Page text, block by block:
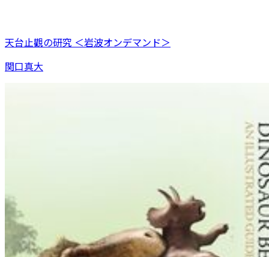
天台止觀の研究 ＜岩波オンデマンド＞
関口真大